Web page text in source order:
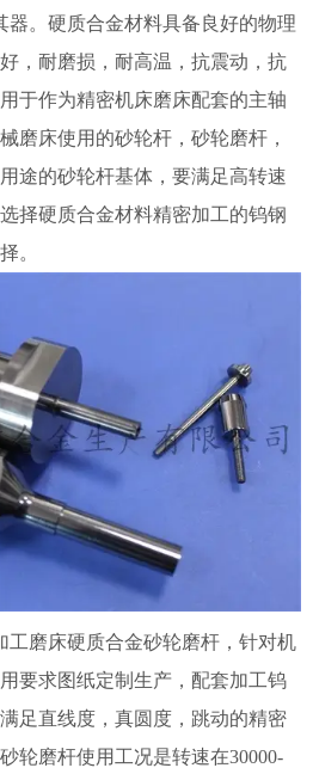
。硬质合金材料具备良好的物理
，耐磨损，耐高温，抗震动，抗
于作为精密机床磨床配套的主轴
磨床使用的砂轮杆，砂轮磨杆，
途的砂轮杆基体，要满足高转速
择硬质合金材料精密加工的钨钢
。
磨床硬质合金砂轮磨杆，针对机
要求图纸定制生产，配套加工钨
足直线度，真圆度，跳动的精密
轮磨杆使用工况是转速在30000-